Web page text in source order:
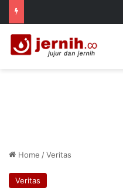
Home /Veritas
Veritas